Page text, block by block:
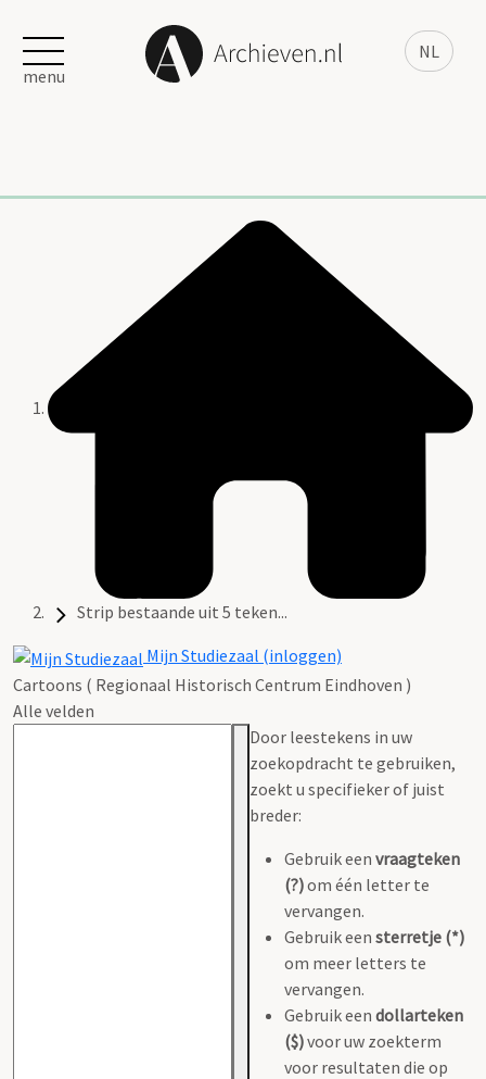
NL
menu
Strip bestaande uit 5 teken...
Mijn Studiezaal (inloggen)
Cartoons ( Regionaal Historisch Centrum Eindhoven )
Alle velden
Door leestekens in uw
zoekopdracht te gebruiken,
zoekt u specifieker of juist
breder:
Gebruik een vraagteken
(?)om één letter te
vervangen.
Gebruik een sterretje (*)
om meer letters te
vervangen.
Gebruik een dollarteken
($)voor uw zoekterm
voor resultaten die op